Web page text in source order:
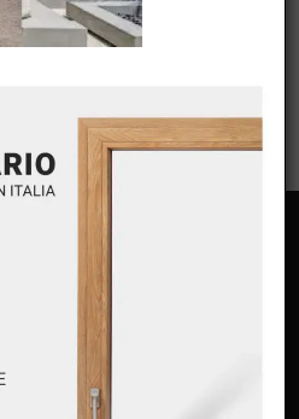
Oknoplast
Oknoplast